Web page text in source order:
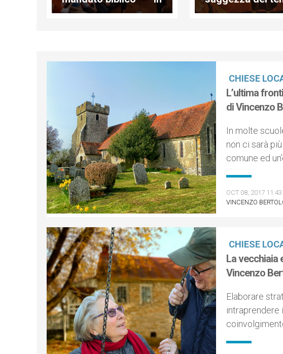
questo mondo, la
parla"
CHIESE
L’ultima
di Vincenzo
In molte
non ci sarà
comune ed
OCT 08, 2017 11:43
VINCENZO
CHIESE
La vecchiaia
Vincenzo
Elaborare
intraprendere